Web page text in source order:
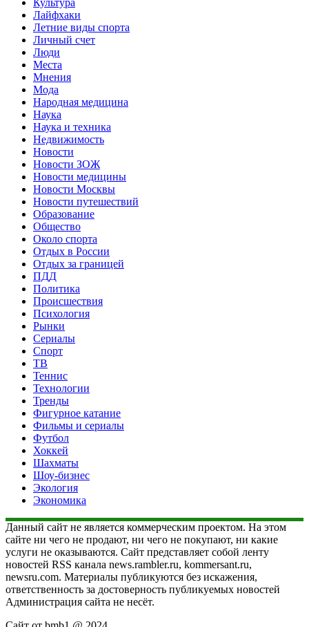
Лайфхаки
Летние виды спорта
Личный счет
Люди
Места
Мнения
Мода
Народная медицина
Наука
Наука и техника
Недвижимость
Новости
Новости ЗОЖ
Новости медицины
Новости Москвы
Новости путешествий
Образование
Общество
Около спорта
Отдых в России
Отдых за границей
ПДД
Политика
Происшествия
Психология
Рынки
Сериалы
Спорт
ТВ
Теннис
Технологии
Тренды
Фигурное катание
Фильмы и сериалы
Футбол
Хоккей
Шахматы
Шоу-бизнес
Экология
Экономика
Данный сайт не является коммерческим проектом. На этом
сайте ни чего не продают, ни чего не покупают, ни какие
услуги не оказываются. Сайт представляет собой ленту
новостей RSS канала news.rambler.ru, kommersant.ru,
newsru.com. Материалы публикуются без искажения,
ответственность за достоверность публикуемых новостей
Администрация сайта не несёт.